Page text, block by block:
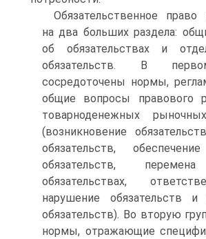
Обязательственное право
на два больших раздела:
об обязательствах и
обязательств. В
сосредоточены нормы,
общие вопросы правового
товарноденежных
(возникновение
обязательств,
обязательств,
обязательствах,
нарушение обязательств и
обязательств). Во вторую
нормы, отражающие